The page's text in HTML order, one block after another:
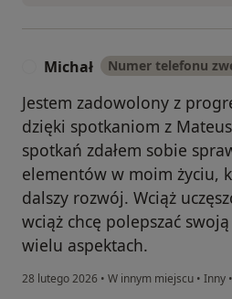
Michał Numer telefonu
Jestem zadowolony z
dzięki spotkaniom z
spotkań zdałem sobie
elementów w moim życiu,
dalszy rozwój. Wciąż
wciąż chcę polepszać
wielu aspektach.
28 lutego 2026 • W innym miejscu • Inny •